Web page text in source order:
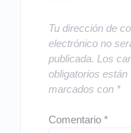
Tu dirección de
electrónico no
publicada. Los
obligatorios están
marcados con *
Comentario*